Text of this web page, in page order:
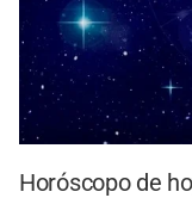
Horóscopo de